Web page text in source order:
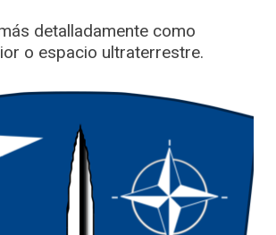
detalladamente como
o espacio ultraterrestre.